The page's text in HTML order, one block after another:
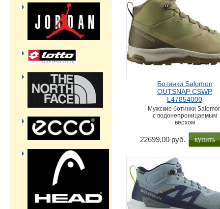
Ботинки Salomon
OUTSNAP CSWP
L47854000
Мужские ботинки
с водонепроницаемым
верхом
22699,00 руб. купить